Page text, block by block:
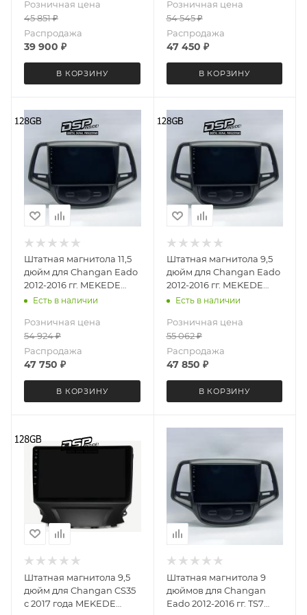
Розничная цена
45 851₽
Распродажа
39 900 ₽
В КОРЗИНУ
8+128 Gb круговой обзор
360
Розничная цена
54 545₽
Распродажа
47 450 ₽
В КОРЗИНУ
Штатная магнитола 11,5
дюйм для Changan Eado
2012-2016 гг. MEKEDE
DUDU OS 7 версия 4031-
8+128 Gb круговой обзор
360
Есть в наличии
Розничная цена
54 924₽
Распродажа
47 750 ₽
В КОРЗИНУ
Штатная магнитола 9,5
дюйм для Changan Eado
2012-2016 гг. MEKEDE
DUDU OS 7 версия 4031-
8+128 Gb круговой обзор
360
Есть в наличии
Розничная цена
55 062₽
Распродажа
47 850 ₽
В КОРЗИНУ
Штатная магнитола 9,5
дюйм для Changan CS35
с 2017 года MEKEDE
Штатная магнитола 9
дюймов для Changan
Eado 2012-2016 гг. TS7